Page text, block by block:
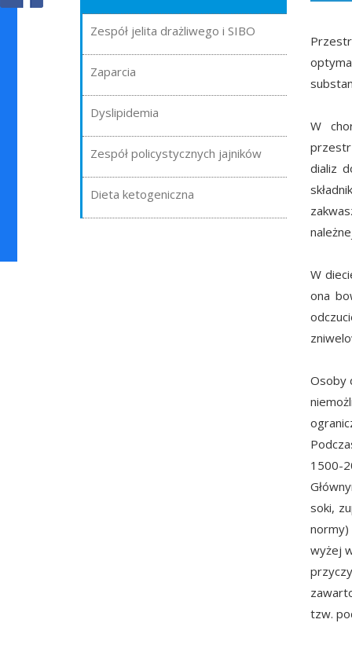
Zespół jelita drażliwego i SIBO
Zaparcia
Dyslipidemia
Zespół policystycznych jajników
Dieta ketogeniczna
W
dializ
W
ona
Osoby
1500-
soki,
wyżej
tzw.